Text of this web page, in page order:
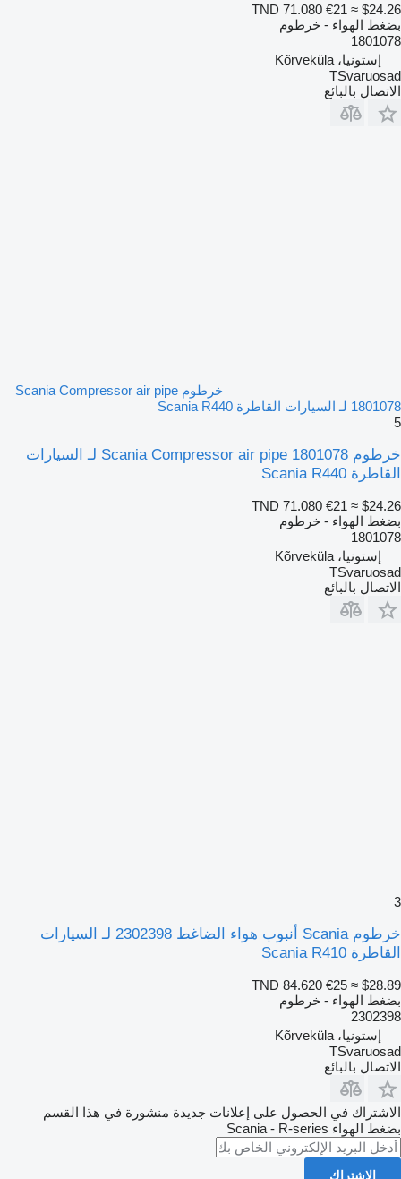
TND 71.080 €21 ≈ $24.26
بضغط الهواء - خرطوم
1801078
إستونيا، Kõrveküla
TSvaruosad
الاتصال بالبائع
خرطوم Scania Compressor air pipe
1801078 لـ السيارات القاطرة Scania R440
5
خرطوم Scania Compressor air pipe 1801078 لـ السيارات
القاطرة Scania R440
TND 71.080 €21 ≈ $24.26
بضغط الهواء - خرطوم
1801078
إستونيا، Kõrveküla
TSvaruosad
الاتصال بالبائع
3
خرطوم Scania أنبوب هواء الضاغط 2302398 لـ السيارات
القاطرة Scania R410
TND 84.620 €25 ≈ $28.89
بضغط الهواء - خرطوم
2302398
إستونيا، Kõrveküla
TSvaruosad
الاتصال بالبائع
الاشتراك في الحصول على إعلانات جديدة منشورة في هذا القسم
بضغط الهواء Scania - R-series
الاشتراك